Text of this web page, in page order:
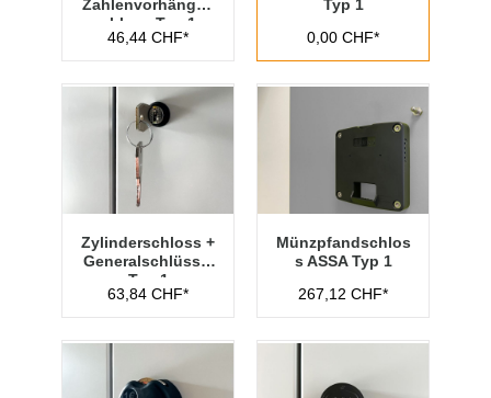
Zahlenvorhänges
chloss Typ 1
46,44 CHF*
Typ 1
0,00 CHF*
Zylinderschloss +
Generalschlüssel
Typ 1
63,84 CHF*
Münzpfandschlos
s ASSA Typ 1
267,12 CHF*